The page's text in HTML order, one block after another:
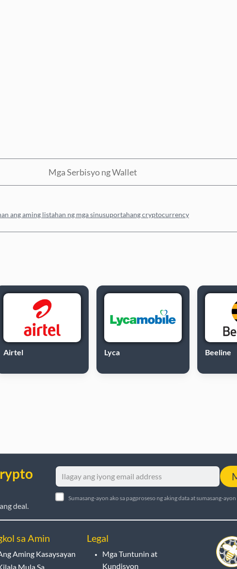
Mga Serbisyo ng Wallet
ang aming listahan ng mga sinusuportahang cryptocurrency
Airtel Lyca Beeline
deal.
Sumasang-ayon ako sa pagproseso ng aking data at sumasang-
sa Amin
Aming Kasaysayan
Mula Sa
Legal
Mga Tuntunin at
Kundisyon